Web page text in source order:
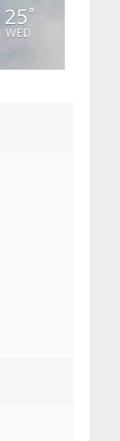
25 °
WED